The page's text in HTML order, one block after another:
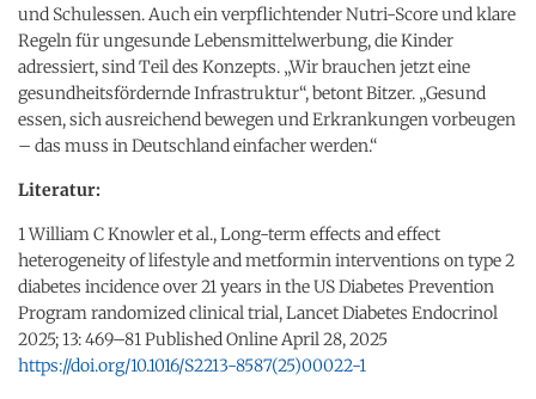
und Schulessen. Auch ein verpflichtender Nutri-Score und klare
Regeln für ungesunde Lebensmittelwerbung, die Kinder
adressiert, sind Teil des Konzepts. „Wir brauchen jetzt eine
gesundheitsfördernde Infrastruktur“, betont Bitzer. „Gesund
essen, sich ausreichend bewegen und Erkrankungen vorbeugen
– das muss in Deutschland einfacher werden.“
Literatur:
1 William C Knowler et al., Long-term effects and effect
heterogeneity of lifestyle and metformin interventions on type 2
diabetes incidence over 21 years in the US Diabetes Prevention
Program randomized clinical trial, Lancet Diabetes Endocrinol
2025; 13: 469–81 Published Online April 28, 2025
https://doi.org/10.1016/S2213-8587(25)00022-1